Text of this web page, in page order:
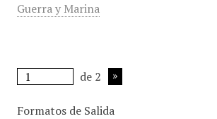
Guerra y Marina
de 2
Formatos de Salida